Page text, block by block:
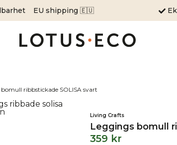
EU shipping 🇪🇺
ribbstickade SOLISA svart
Living Crafts
Leggings bomull
359 kr